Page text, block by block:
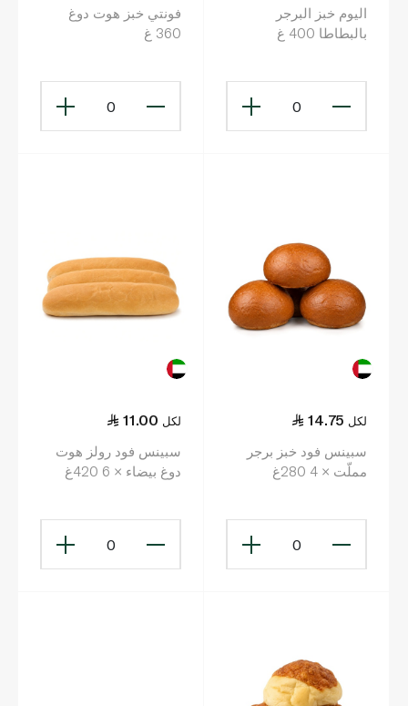
اليوم خبز البرجر
بالبطاطا 400 غ
0
فونتي خبز هوت دوغ
360 غ
0
14.75 لكل
سبينس فود خبز برجر
مملّت × 4 280غ
0
11.00 لكل
سبينس فود رولز هوت
دوغ بيضاء × 6 420غ
0